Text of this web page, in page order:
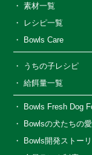
素材一覧
レシピ一覧
Bowls Care
うちの子レシピ
給餌量一覧
Bowls Fresh Dog
Bowlsの犬たちの
Bowls開発ストー